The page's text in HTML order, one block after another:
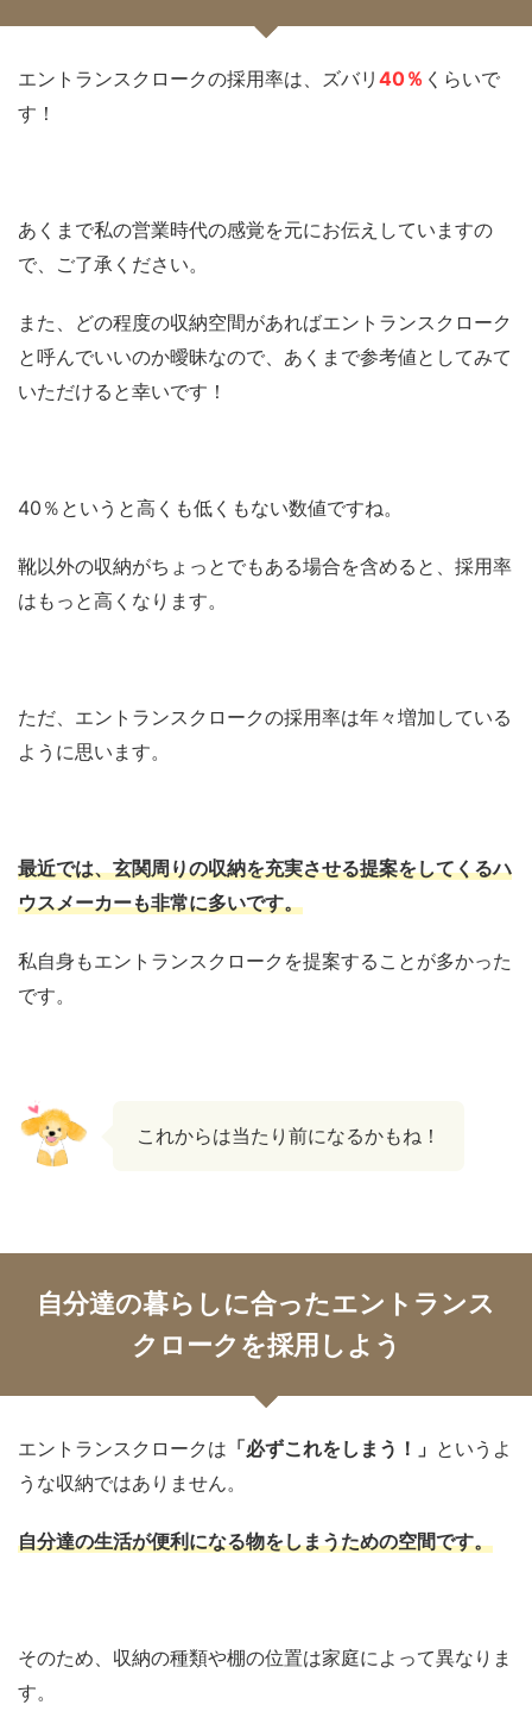
エントランスクロークの採用率は、ズバリ 40％ くらいで
す！
あくまで私の営業時代の感覚を元にお伝えしていますの
で、ご了承ください。
また、どの程度の収納空間があればエントランスクローク
と呼んでいいのか曖昧なので、あくまで参考値としてみて
いただけると幸いです！
40％というと高くも低くもない数値ですね。
靴以外の収納がちょっとでもある場合を含めると、採用率
はもっと高くなります。
ただ、エントランスクロークの採用率は年々増加している
ように思います。
最近では、玄関周りの収納を充実させる提案をしてくるハ
ウスメーカーも非常に多いです。
私自身もエントランスクロークを提案することが多かった
です。
これからは当たり前になるかもね！
自分達の暮らしに合ったエントランス
クロークを採用しよう
エントランスクロークは 「必ずこれをしまう！」 というよ
うな収納ではありません。
自分達の生活が便利になる物をしまうための空間です。
そのため、収納の種類や棚の位置は家庭によって異なりま
す。